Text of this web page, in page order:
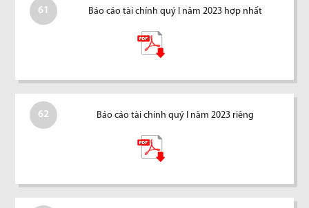
61 Báo cáo tài chính quý I năm 2023 hợp nhất
62 Báo cáo tài chính quý I năm 2023 riêng